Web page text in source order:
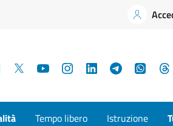
Facebook YouTubeInstagramLinkedInTelegram
Tempo libero Istruzione